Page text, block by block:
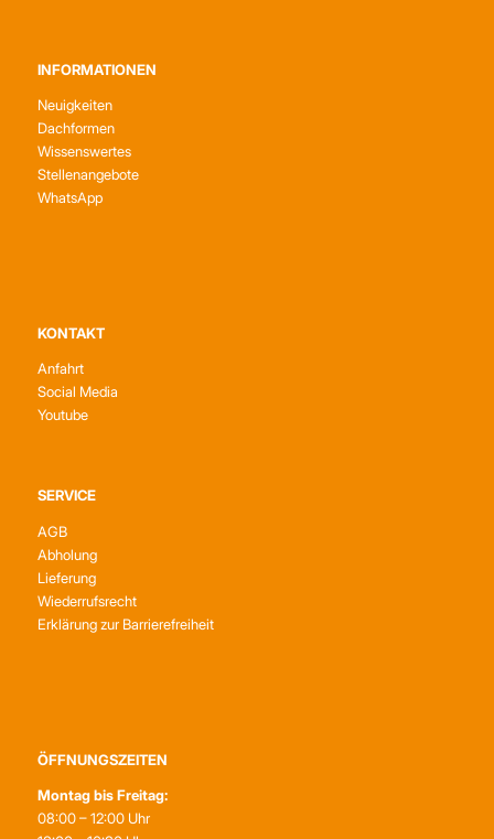
INFORMATIONEN
Neuigkeiten
Dachformen
Wissenswertes
Stellenangebote
WhatsApp
KONTAKT
Anfahrt
Social Media
Youtube
SERVICE
AGB
Abholung
Lieferung
Wiederrufsrecht
Erklärung zur Barrierefreiheit
ÖFFNUNGSZEITEN
Montag bis Freitag:
08:00 – 12:00 Uhr